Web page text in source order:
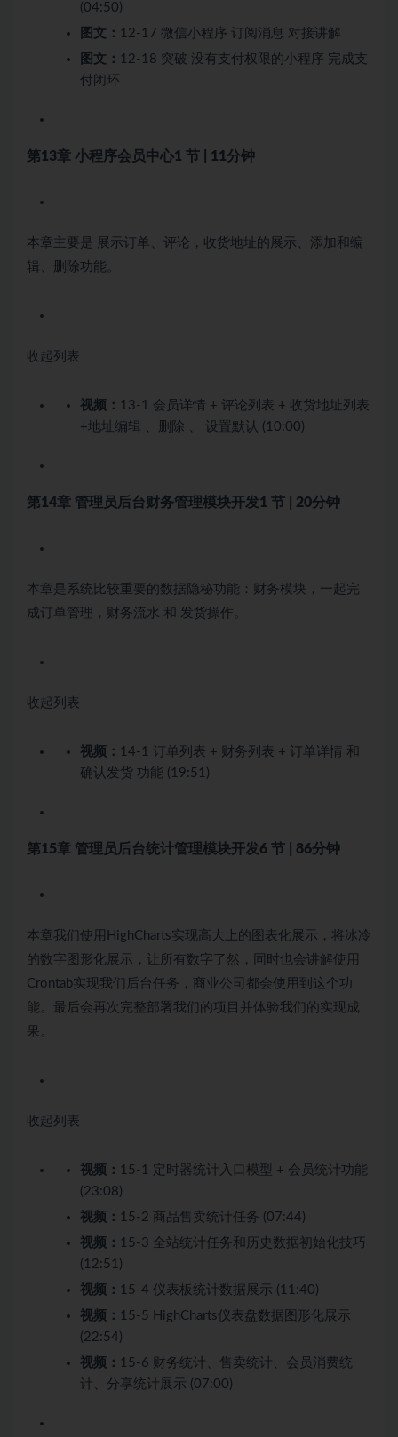
(04:50)
图文： 12-17 微信小程序 订阅消息 对接讲解
图文： 12-18 突破 没有支付权限的小程序 完成支
付闭环
第13章 小程序会员中心1 节 | 11分钟
本章主要是 展示订单、评论，收货地址的展示、添加和编
辑、删除功能。
收起列表
视频： 13-1 会员详情 + 评论列表 + 收货地址列表
+地址编辑 、删除 、 设置默认 (10:00)
第14章 管理员后台财务管理模块开发1 节 | 20分钟
本章是系统比较重要的数据隐秘功能：财务模块，一起完
成订单管理，财务流水 和 发货操作。
收起列表
视频： 14-1 订单列表 + 财务列表 + 订单详情 和
确认发货 功能 (19:51)
第15章 管理员后台统计管理模块开发6 节 | 86分钟
本章我们使用HighCharts实现高大上的图表化展示，将冰冷
的数字图形化展示，让所有数字了然，同时也会讲解使用
Crontab实现我们后台任务，商业公司都会使用到这个功
能。最后会再次完整部署我们的项目并体验我们的实现成
果。
收起列表
视频： 15-1 定时器统计入口模型 + 会员统计功能
(23:08)
视频： 15-2 商品售卖统计任务 (07:44)
视频： 15-3 全站统计任务和历史数据初始化技巧
(12:51)
视频： 15-4 仪表板统计数据展示 (11:40)
视频： 15-5 HighCharts仪表盘数据图形化展示
(22:54)
视频： 15-6 财务统计、售卖统计、会员消费统
计、分享统计展示 (07:00)